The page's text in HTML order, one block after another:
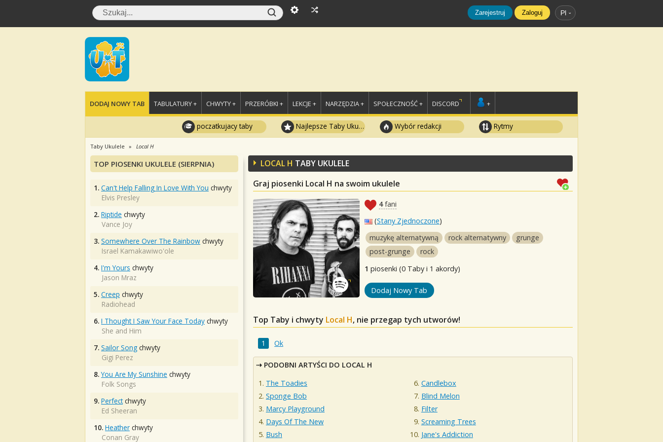
Zarejestruj Zaloguj Pl
DODAJ NOWY TAB TABULATURY + CHWYTY + PRZERÓBKI + LEKCJE + NARZĘDZIA + SPOŁECZNOŚĆ + DISCORD +
poczatkujacy taby Najlepsze Taby Ukulele Wybór redakcji Rytmy
Taby Ukulele Local H
LOCAL H TABY UKULELE
Graj piosenki Local H na swoim ukulele
4fani
(Stany Zjednoczone)
muzykę alternatywną
rock alternatywny
grunge
post-grunge
rock
1 piosenki (0 Taby i 1 akordy)
Dodaj Nowy Tab
Top Taby i chwyty Local H, nie przegap tych utworów!
Ok
PODOBNI ARTYŚCI DO LOCAL H
The Toadies
Sponge Bob
Marcy Playground
Days Of The New
Bush
Candlebox
Blind Melon
Filter
Screaming Trees
Jane's Addiction
TOP PIOSENKI UKULELE (SIERPNIA)
1. Can't Help Falling In Love With You chwyty
Elvis Presley
2. Riptide chwyty
Vance Joy
3. Somewhere Over The Rainbow chwyty
Israel Kamakawiwo'ole
4. I'm Yours chwyty
Jason Mraz
5. Creep chwyty
Radiohead
6. I Thought I Saw Your Face Today chwyty
She and Him
7. Sailor Song chwyty
Gigi Perez
8. You Are My Sunshine chwyty
Folk Songs
9. Perfectchwyty
Ed Sheeran
10. Heather chwyty
Conan Gray